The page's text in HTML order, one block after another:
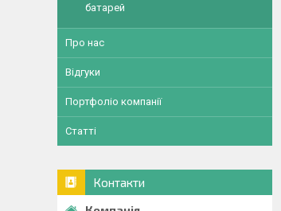
батарей
Про нас
Відгуки
Портфоліо компанії
Статті
Контакти